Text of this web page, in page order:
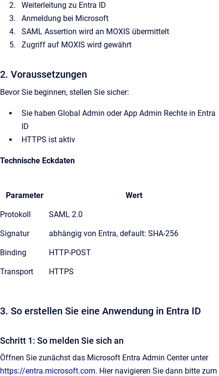
Weiterleitung zu Entra ID
Anmeldung bei Microsoft
SAML Assertion wird an MOXIS übermittelt
Zugriff auf MOXIS wird gewährt
2. Voraussetzungen
Bevor Sie beginnen, stellen Sie sicher:
Sie haben Global Admin oder App Admin Rechte in Entra
ID
HTTPS ist aktiv
Technische Eckdaten
Parameter Wert
Protokoll SAML 2.0
Signatur abhängig von Entra, default: SHA-256
Binding HTTP-POST
Transport HTTPS
3. So erstellen Sie eine Anwendung in Entra ID
Schritt 1: So melden Sie sich an
Öffnen Sie zunächst das Microsoft Entra Admin Center unter
https://entra.microsoft.com. Hier navigieren Sie dann bitte zum